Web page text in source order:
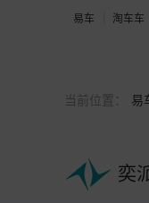
易车 淘车车
当前位置： 易
奕